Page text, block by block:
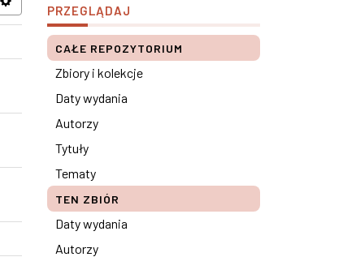
PRZEGLĄDAJ
CAŁE REPOZYTORIUM
Zbiory i kolekcje
Daty wydania
Autorzy
Tytuły
Tematy
TEN ZBIÓR
Daty wydania
Autorzy